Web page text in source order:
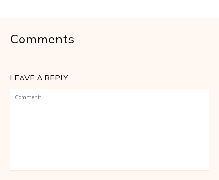
Comments
LEAVE A REPLY